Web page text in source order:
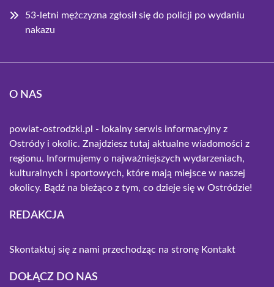
53-letni mężczyzna zgłosił się do policji po wydaniu
nakazu
O NAS
powiat-ostrodzki.pl - lokalny serwis informacyjny z
Ostródy i okolic. Znajdziesz tutaj aktualne wiadomości z
regionu. Informujemy o najważniejszych wydarzeniach,
kulturalnych i sportowych, które mają miejsce w naszej
okolicy. Bądź na bieżąco z tym, co dzieje się w Ostródzie!
REDAKCJA
Skontaktuj się z nami przechodząc na stronę Kontakt
DOŁĄCZ DO NAS